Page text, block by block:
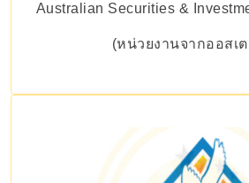
Australian Securities &
(หน่วยงานจากออสเต